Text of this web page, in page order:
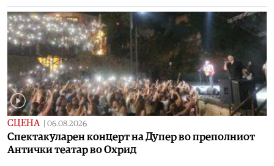
СЦЕНА 06.08.2026
Спектакуларен концерт на Дупер во преполниот
Антички театар во Охрид